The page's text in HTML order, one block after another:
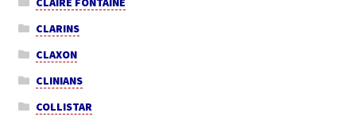
CLARINS
CLAXON
CLINIANS
COLLISTAR